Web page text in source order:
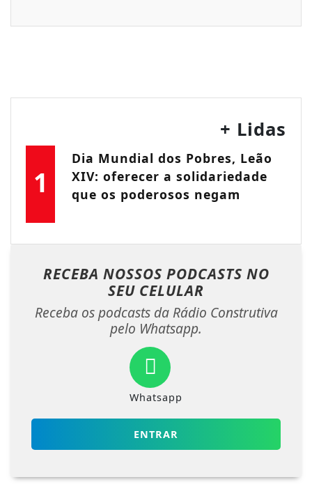
+ Lidas
1
Dia Mundial dos Pobres, Leão
XIV: oferecer a solidariedade
que os poderosos negam
RECEBA NOSSOS PODCASTS NO
SEU CELULAR
Receba os podcasts da Rádio Construtiva
pelo Whatsapp.
Whatsapp
ENTRAR